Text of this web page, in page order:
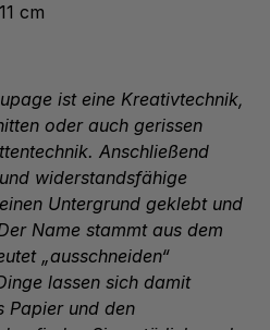
cm
ist eine Kreativtechnik,
oder auch gerissen
Anschließend
widerstandsfähige
Untergrund geklebt und
Name stammt aus dem
„ausschneiden“
lassen sich damit
Papier und den